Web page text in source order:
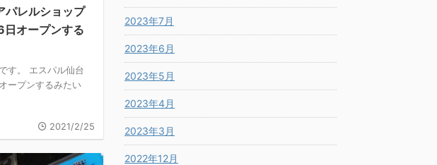
パレルショップ
日オープンする
す。 エスパル仙台
ープンするみたい
2021/2/25
2023年7月
2023年6月
2023年5月
2023年4月
2023年3月
2022年12月